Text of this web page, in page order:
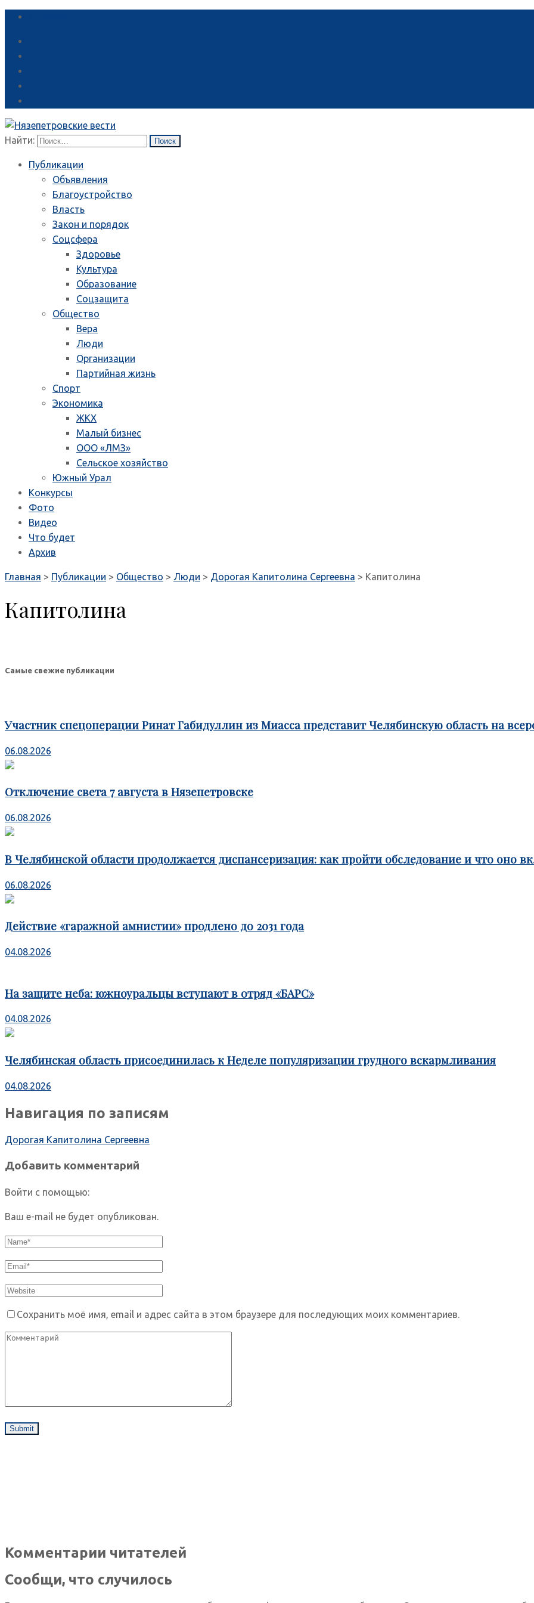
Найти:
Публикации
Объявления
Благоустройство
Власть
Закон и порядок
Соцсфера
Здоровье
Культура
Образование
Соцзащита
Общество
Вера
Люди
Организации
Партийная жизнь
Спорт
Экономика
ЖКХ
Малый бизнес
ООО «ЛМЗ»
Сельское хозяйство
Южный Урал
Конкурсы
Фото
Видео
Что будет
Архив
Главная > Публикации > Общество > Люди > Дорогая Капитолина Сергеевна > Капитолина
Капитолина
Самые свежие публикации
Участник спецоперации Ринат Габидуллин из Миасса представит Челябинскую область на
06.08.2026
Отключение света 7 августа в Нязепетровске
06.08.2026
В Челябинской области продолжается диспансеризация: как пройти обследование и что оно
06.08.2026
Действие «гаражной амнистии» продлено до 2031 года
04.08.2026
На защите неба: южноуральцы вступают в отряд «БАРС»
04.08.2026
Челябинская область присоединилась к Неделе популяризации грудного вскармливания
04.08.2026
Навигация по записям
Дорогая Капитолина Сергеевна
Добавить комментарий
Войти с помощью:
Ваш e-mail не будет опубликован.
Сохранить моё имя, email и адрес сайта в этом браузере для последующих моих комментариев.
Комментарии читателей
Сообщи, что случилось